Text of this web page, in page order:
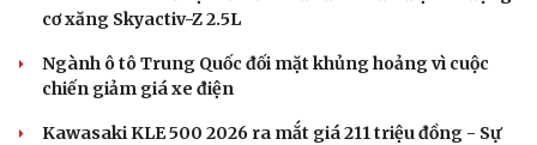
cơ xăng Skyactiv-Z 2.5L
Ngành ô tô Trung Quốc đối mặt khủng hoảng vì cuộc
chiến giảm giá xe điện
Kawasaki KLE 500 2026 ra mắt giá 211 triệu đồng - Sự